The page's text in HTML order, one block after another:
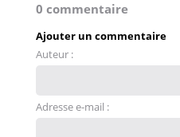
0 commentaire
Ajouter un commentaire
Auteur :
Adresse e-mail :